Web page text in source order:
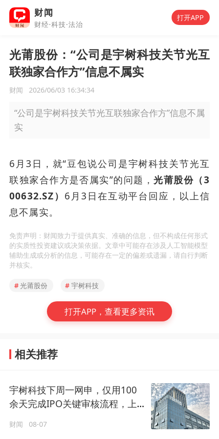
财闻
财经·科技·法治
打开APP
光莆股份：“公司是宇树科技关节光互
联独家合作方”信息不属实
财闻 2026/06/03 16:34:34
“公司是宇树科技关节光互联独家合作方”信息不属
实
6月3日，就“豆包说公司是宇树科技关节光互
联独家合作方是否属实”的问题，光莆股份（3
00632.SZ） 6月3日在互动平台回应，以上信
息不属实。
免责声明：财闻致力于提供真实、准确的信息，但不构成任何形式
的实质性投资建议或决策依据。文章中可能存在涉及人工智能模型
辅助生成或分析的信息，可能存在一定的偏差或遗漏，请自行判断
并核实。
#光莆股份 # 宇树科技
打开APP，查看更多资讯
相关推荐
宇树科技下周一网申，仅用100
余天完成IPO关键审核流程，上
财闻 08-07